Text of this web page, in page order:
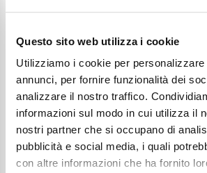
Questo sito web utilizza i cookie
Utilizziamo i cookie per
annunci, per fornire funzionalità dei
analizzare il nostro traffico.
informazioni sul modo in cui utilizza il
nostri partner che si occupano di
pubblicità e social media, i quali
con altre informazioni che ha fornito
Continua a